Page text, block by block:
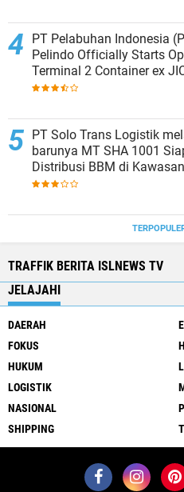
PT Pelabuhan Indonesia
Pelindo Officially Starts
Terminal 2 Container ex
Strengthening Productivity
PT Solo Trans Logistik
barunya MT SHA 1001 Siap Layani
Distribusi BBM di
bagian Timur
TRAFFIK BERITA ISLNEWS TV
JELAJAHI
DAERAH
FOKUS
HUKUM
LOGISTIK
NASIONAL
SHIPPING